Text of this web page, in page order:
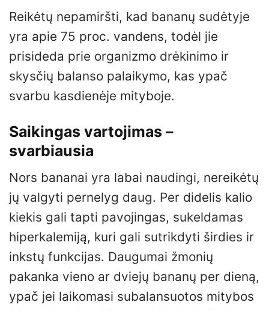
Reikėtų nepamiršti, kad bananų sudėtyje
yra apie 75 proc. vandens, todėl jie
prisideda prie organizmo drėkinimo ir
skysčių balanso palaikymo, kas ypač
svarbu kasdienėje mityboje.
Saikingas vartojimas –
svarbiausia
Nors bananai yra labai naudingi, nereikėtų
jų valgyti pernelyg daug. Per didelis kalio
kiekis gali tapti pavojingas, sukeldamas
hiperkalemiją, kuri gali sutrikdyti širdies ir
inkstų funkcijas. Daugumai žmonių
pakanka vieno ar dviejų bananų per dieną,
ypač jei laikomasi subalansuotos mitybos